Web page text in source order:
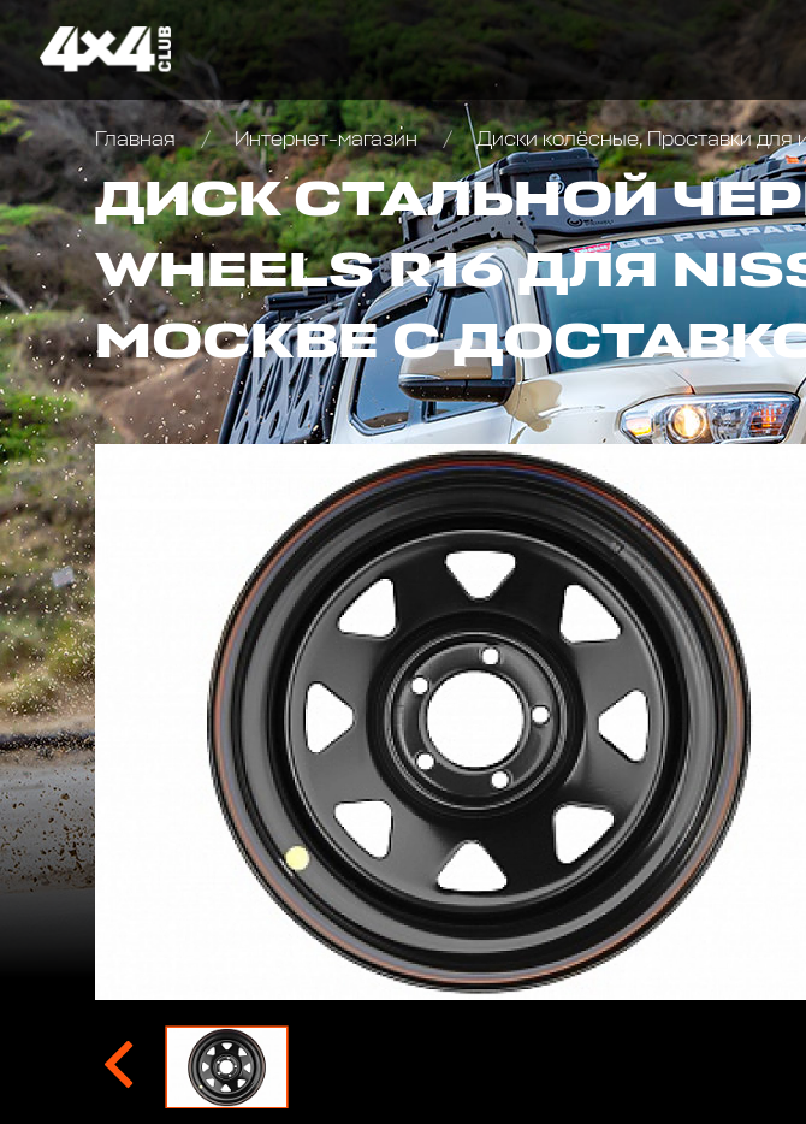
Главная Интернет-магазин Диски колёсные, Проставки для
ДИСК СТАЛЬНОЙ
WHEELS R16 ДЛЯ
МОСКВЕ С